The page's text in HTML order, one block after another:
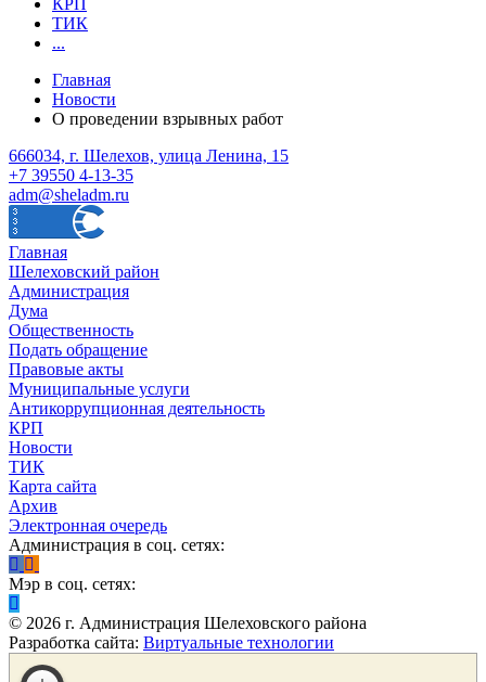
ТИК
...
Главная
Новости
О проведении взрывных работ
666034, г. Шелехов, улица Ленина, 15
+7 39550 4-13-35
adm@sheladm.ru
Главная
Шелеховский район
Администрация
Дума
Общественность
Подать обращение
Правовые акты
Муниципальные услуги
Антикоррупционная деятельность
КРП
Новости
ТИК
Карта сайта
Архив
Электронная очередь
Администрация в соц. сетях:
Мэр в соц. сетях:
© 2026 г. Администрация Шелеховского района
Разработка сайта: Виртуальные технологии